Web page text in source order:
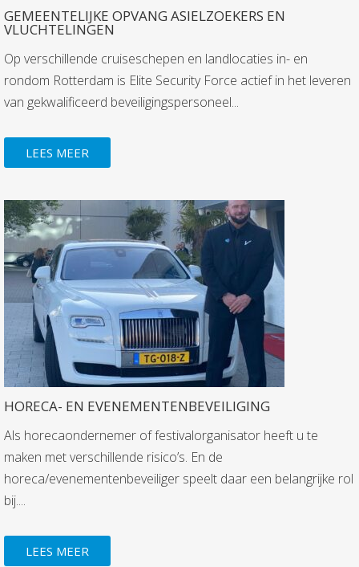
GEMEENTELIJKE OPVANG ASIELZOEKERS EN
VLUCHTELINGEN
Op verschillende cruiseschepen en landlocaties in- en
rondom Rotterdam is Elite Security Force actief in het leveren
van gekwalificeerd beveiligingspersoneel...
LEES MEER
HORECA- EN EVENEMENTENBEVEILIGING
Als horecaondernemer of festivalorganisator heeft u te
maken met verschillende risico’s. En de
horeca/evenementenbeveiliger speelt daar een belangrijke rol
bij....
LEES MEER